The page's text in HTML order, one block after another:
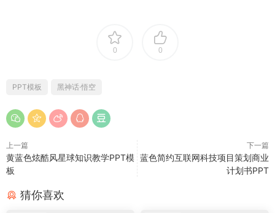
0 0
PPT模板 黑神话·悟空
上一篇
黄蓝色炫酷风星球知识教学PPT模
板
下一篇
蓝色简约互联网科技项目策划商业
计划书PPT
猜你喜欢